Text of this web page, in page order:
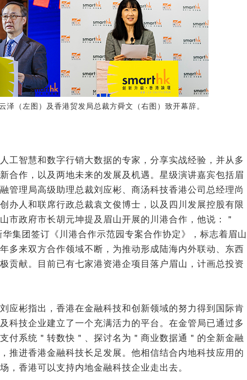
泽（左图）及香港贸发局总裁方舜文（右图）致开幕辞。
工智慧和数字行销大数据的专家，分享实战经验，并从多
合作，以及两地未来的发展及机遇。星级演讲嘉宾包括眉
管理局高级助理总裁刘应彬、商汤科技香港公司总经理尚
办人和联席行政总裁袁文俊博士，以及四川发展控股有限
市政府市长胡元坤提及眉山开展的川港合作，他说：＂
集团签订《川港合作示范园专案合作协定》，标志着眉山
多来双方合作领域不断，为推动形成陆海内外联动、东西
贡献。目前已有七家港资港企项目落户眉山，计画总投资
应彬指出，香港在金融科技和创新领域的努力得到国际肯
科技企业建立了一个充满活力的平台。在金管局已通过多
付系统＂转数快＂、探讨名为＂商业数据通＂的全新金融
推进香港金融科技长足发展。他相信结合内地科技应用的
，香港可以支持内地金融科技企业走出去。